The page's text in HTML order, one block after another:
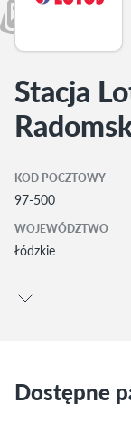
Stacja
KOD POCZTOWY
97-500
WOJEWÓDZTWO
Łódzkie
Dostępne